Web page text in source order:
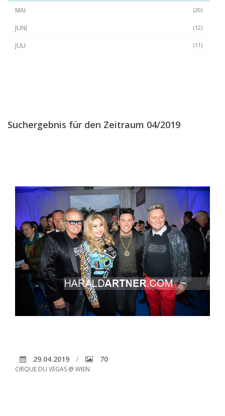
(20)
MAI
(12)
JUNI
(11)
JULI
2016
2015
2014
Suchergebnis für den Zeitraum 04/2019
29.04.2019 70
CIRQUE DU VEGAS @ WIEN